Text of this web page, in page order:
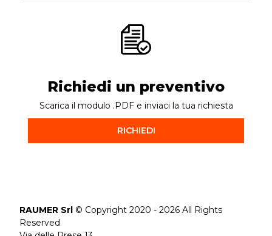
Richiedi un preventivo
Scarica il modulo .PDF e inviaci la tua richiesta
RICHIEDI
RAUMER Srl © Copyright 2020 - 2026 All Rights
Reserved